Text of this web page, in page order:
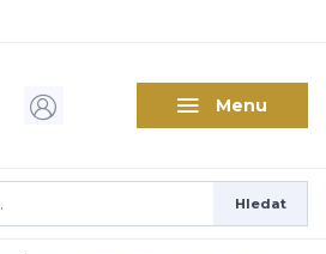
Menu
Hledat